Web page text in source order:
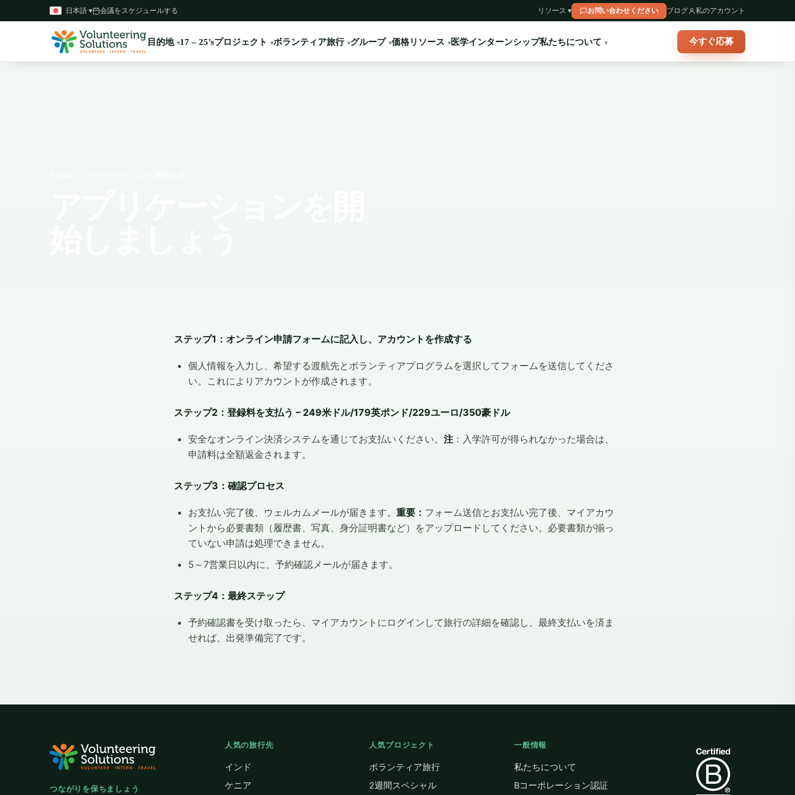
日本語 ▾ 会議をスケジュールする リソース ▾ お問い合わせください ブログ 私のアカウント
目的地 17 – 25’sプロジェクト ボランティア旅行 グループ 価格リソース 医学インターンシップ私たちについて 今すぐ応募
ステップ1：オンライン申請フォームに記入し、アカウントを作成する
個人情報を入力し、希望する渡航先とボランティアプログラムを選択してフォームを送信してくださ
い。これによりアカウントが作成されます。
ステップ2：登録料を支払う – 249米ドル/179英ポンド/229ユーロ/350豪ドル
安全なオンライン決済システムを通じてお支払いください。 注 ：入学許可が得られなかった場合は、
申請料は全額返金されます。
ステップ3：確認プロセス
お支払い完了後、ウェルカムメールが届きます。 重要： フォーム送信とお支払い完了後、マイアカウ
ントから必要書類（履歴書、写真、身分証明書など）をアップロードしてください。必要書類が揃っ
ていない申請は処理できません。
5～7営業日以内に、予約確認メールが届きます。
ステップ4：最終ステップ
予約確認書を受け取ったら、マイアカウントにログインして旅行の詳細を確認し、最終支払いを済ま
せれば、出発準備完了です。
つながりを保ちましょう
人気の旅行先
インド
ケニア
人気プロジェクト
ボランティア旅行
2週間スペシャル
一般情報
私たちについて
Bコーポレーション認証